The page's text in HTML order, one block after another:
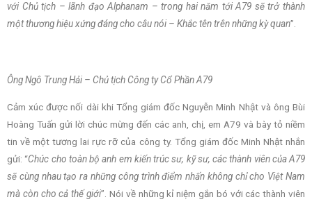
với Chủ tịch – lãnh đạo Alphanam – trong hai năm tới A79 sẽ trở thành
một thương hiệu xứng đáng cho câu nói – Khắc tên trên những kỳ quan”.
Ông Ngô Trung Hải – Chủ tịch Công ty Cổ Phần A79
Cảm xúc được nối dài khi Tổng giám đốc Nguyễn Minh Nhật và ông Bùi
Hoàng Tuấn gửi lời chúc mừng đến các anh, chị, em A79 và bày tỏ niềm
tin về một tương lai rực rỡ của công ty. Tổng giám đốc Minh Nhật nhắn
gửi: “Chúc cho toàn bộ anh em kiến trúc sư, kỹ sư, các thành viên của A79
sẽ cùng nhau tạo ra những công trình điểm nhấn không chỉ cho Việt Nam
mà còn cho cả thế giới”. Nói về những kỉ niệm gắn bó với các thành viên